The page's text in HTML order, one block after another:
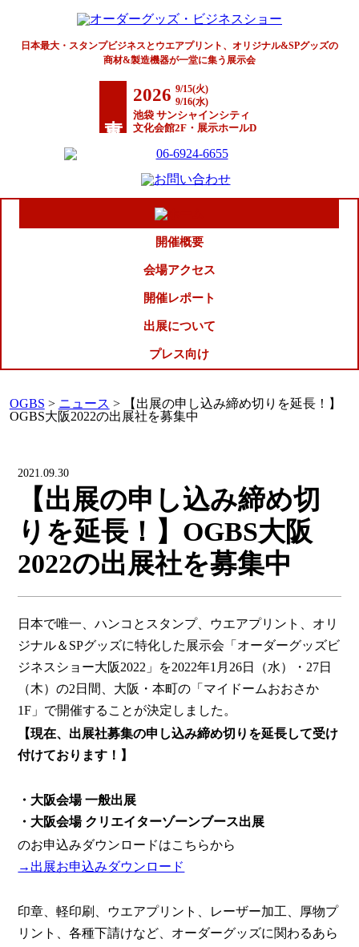
日本最大・スタンプビジネスとウエアプリント、オリジナル&SPグッズの
商材&製造機器が一堂に集う展示会
2026 9/15(火)
9/16(水)
池袋 サンシャインシティ
文化会館2F・展示ホールD
開催概要
会場アクセス
開催レポート
出展について
プレス向け
OGBS > ニュース >
【出展の申し込み締め切りを延長！】
OGBS大阪2022の出展社を募集中
2021.09.30
【出展の申し込み締め切
りを延長！】OGBS大阪
2022の出展社を募集中
日本で唯一、ハンコとスタンプ、ウエアプリント、オリ
ジナル＆SPグッズに特化した展示会「オーダーグッズビ
ジネスショー大阪2022」を2022年1月26日（水）・27日
（木）の2日間、大阪・本町の「マイドームおおさか
1F」で開催することが決定しました。
【現在、出展社募集の申し込み締め切りを延長して受け
付けております！】
・大阪会場 一般出展
・大阪会場 クリエイターゾーンブース出展
のお申込みダウンロードはこちらから
→出展お申込みダウンロード
印章、軽印刷、ウエアプリント、レーザー加工、厚物プ
リント、各種下請けなど、オーダーグッズに関わるあら